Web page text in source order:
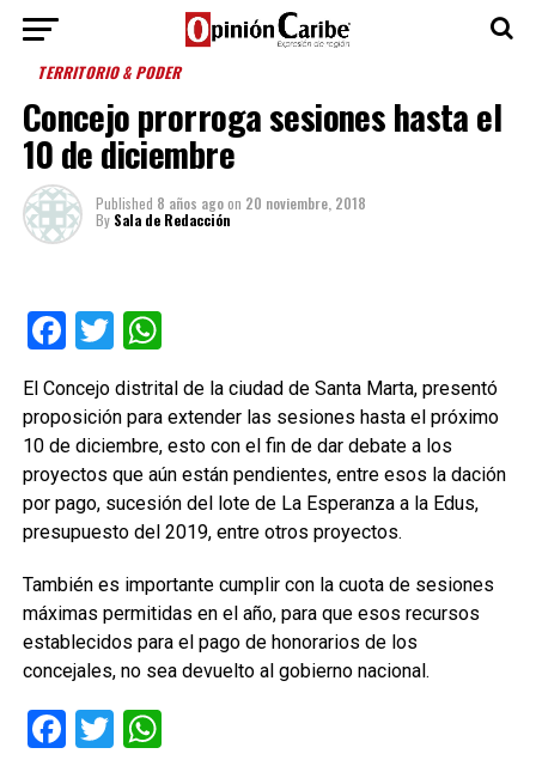
TERRITORIO & PODER
Concejo prorroga sesiones hasta el
10 de diciembre
Published 8 años agoon 20 noviembre, 2018
By Sala de Redacción
Facebook
TwitterWhatsApp
El Concejo distrital de la ciudad de Santa Marta, presentó
proposición para extender las sesiones hasta el próximo
10 de diciembre, esto con el fin de dar debate a los
proyectos que aún están pendientes, entre esos la dación
por pago, sucesión del lote de La Esperanza a la Edus,
presupuesto del 2019, entre otros proyectos.
También es importante cumplir con la cuota de sesiones
máximas permitidas en el año, para que esos recursos
establecidos para el pago de honorarios de los
concejales, no sea devuelto al gobierno nacional.
Facebook
TwitterWhatsApp